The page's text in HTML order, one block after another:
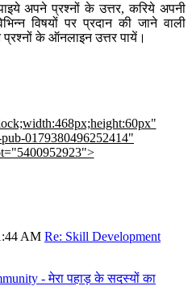
अपने प्रश्नों के उत्तर, करिये अपनी
विषयों पर प्रदान की जाने वाली
के ऑनलाइन उत्तर पायें।
0179380496252414"
AM Re: Skill Development
- मेरा पहाड़ के सदस्यों का